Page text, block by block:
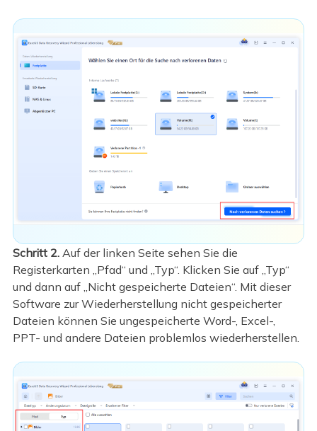
Schritt 2.Auf der linken Seite sehen Sie die
Registerkarten „Pfad“ und „Typ“. Klicken Sie auf „Typ“
und dann auf „Nicht gespeicherte Dateien“. Mit dieser
Software zur Wiederherstellung nicht gespeicherter
Dateien können Sie ungespeicherte Word-, Excel-,
PPT- und andere Dateien problemlos wiederherstellen.